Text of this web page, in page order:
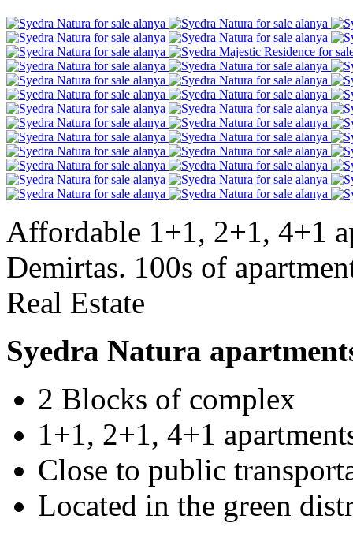
Affordable 1+1, 2+1, 4+1
Demirtas. 100s of
Real Estate
Syedra Natura
2 Blocks of complex
1+1, 2+1, 4+1
Close to public
Located in the green